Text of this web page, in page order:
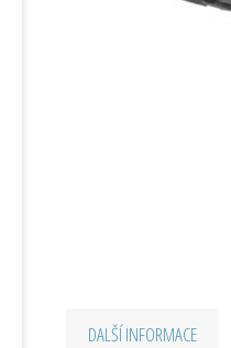
DALŠÍ INFORMACE